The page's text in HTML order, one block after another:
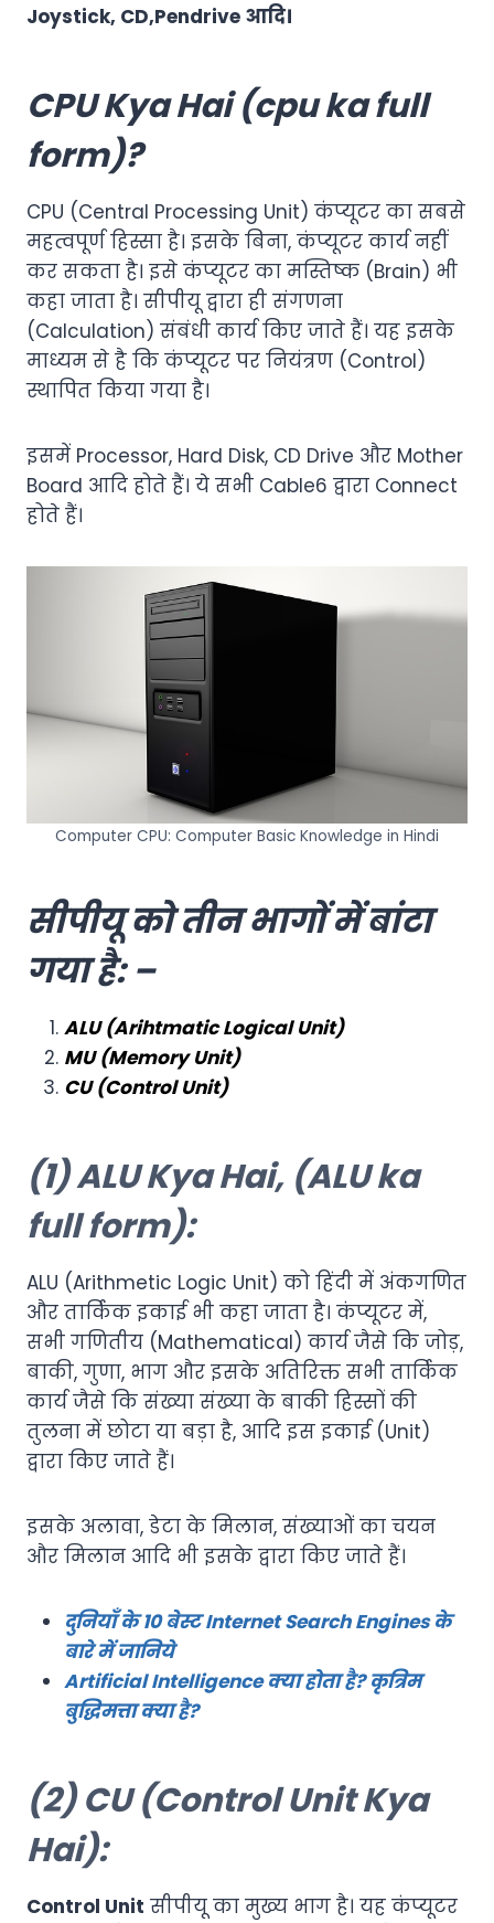
Joystick, CD,Pendrive आदि।
CPUKya Hai (cpu ka full
form)?
CPU (Central Processing Unit) कंप्यूटर का सबसे
महत्वपूर्ण हिस्सा है। इसके बिना, कंप्यूटर कार्य नहीं
कर सकता है। इसे कंप्यूटर का मस्तिष्क (Brain) भी
कहा जाता है। सीपीयू द्वारा ही संगणना
(Calculation) संबंधी कार्य किए जाते हैं। यह इसके
माध्यम से है कि कंप्यूटर पर नियंत्रण (Control)
स्थापित किया गया है।
इसमें Processor, Hard Disk, CD Drive और Mother
Board आदि होते हैं। ये सभी Cable6 द्वारा Connect
होते हैं।
Computer CPU: Computer Basic Knowledge in Hindi
सीपीयू को तीन भागों में बांटा
गया है: –
ALU (Arihtmatic Logical Unit)
MU (Memory Unit)
CU (Control Unit)
(1) ALU Kya Hai, (ALU ka
full form):
ALU (Arithmetic Logic Unit) को हिंदी में अंकगणित
और तार्किक इकाई भी कहा जाता है। कंप्यूटर में,
सभी गणितीय (Mathematical) कार्य जैसे कि जोड़,
बाकी, गुणा, भाग और इसके अतिरिक्त सभी तार्किक
कार्य जैसे कि संख्या संख्या के बाकी हिस्सों की
तुलना में छोटा या बड़ा है, आदि इस इकाई (Unit)
द्वारा किए जाते हैं।
इसके अलावा, डेटा के मिलान, संख्याओं का चयन
और मिलान आदि भी इसके द्वारा किए जाते हैं।
दुनियाँ के 10 बेस्ट Internet Search Engines के
बारे में जानिये
Artificial Intelligence क्या होता है? कृत्रिम
बुद्धिमत्ता क्या है?
(2) CU (Control UnitKya
Hai):
Control Unit सीपीयू का मुख्य भाग है। यह कंप्यूटर